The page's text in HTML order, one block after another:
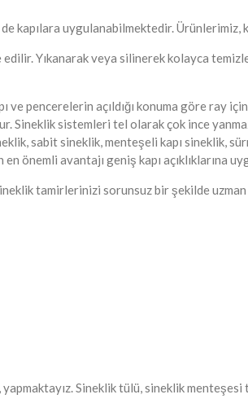
kapılara uygulanabilmektedir. Ürünlerimiz,
Yıkanarak veya silinerek kolayca
pencerelerin açıldığı konuma göre ray
Sineklik sistemleri tel olarak çok ince
sabit sineklik, menteşeli kapı sineklik,
önemli avantajı geniş kapı açıklıklarına
tamirlerinizi sorunsuz bir şekilde
Sineklik tülü, sineklik